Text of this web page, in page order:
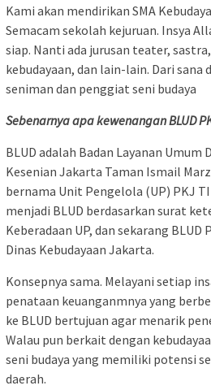
Kami akan mendirikan SMA
Semacam sekolah kejuruan. Insya
siap. Nanti ada jurusan teater,
kebudayaan, dan lain-lain. Dari
seniman dan penggiat seni budaya
Sebenarnya apa kewenangan BLUD
BLUD adalah Badan Layanan Umum
Kesenian Jakarta Taman Ismail
bernama Unit Pengelola (UP) PKJ
menjadi BLUD berdasarkan surat
Keberadaan UP, dan sekarang BLUD
Dinas Kebudayaan Jakarta.
Konsepnya sama. Melayani setiap
penataan keuanganmnya yang
ke BLUD bertujuan agar menarik
Walau pun berkait dengan
seni budaya yang memiliki potensi
daerah.